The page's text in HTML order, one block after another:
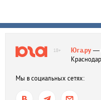
18+ Юга.ру—
Мы в социальных сетях: